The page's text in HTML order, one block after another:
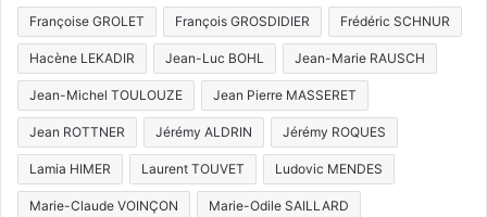
Françoise GROLET François GROSDIDIER Frédéric SCHNUR
Hacène LEKADIR Jean-Luc BOHL Jean-Marie RAUSCH
Jean-Michel TOULOUZE Jean Pierre MASSERET
Jean ROTTNER Jérémy ALDRIN Jérémy ROQUES
Lamia HIMER Laurent TOUVET Ludovic MENDES
Marie-Claude VOINÇON Marie-Odile SAILLARD